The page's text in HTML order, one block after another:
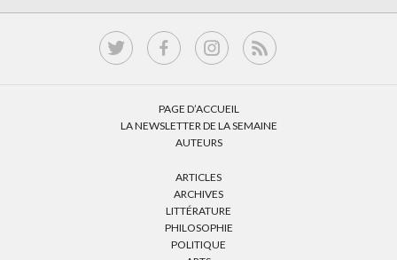
PAGE D’ACCUEIL
LA NEWSLETTER DE LA SEMAINE
AUTEURS
ARTICLES
ARCHIVES
LITTÉRATURE
PHILOSOPHIE
POLITIQUE